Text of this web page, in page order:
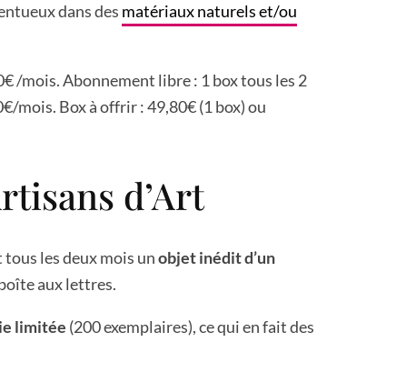
dans des matériaux naturels et/ou
/mois. Abonnement libre : 1 box tous les 2
mois. Box à offrir : 49,80€ (1 box) ou
d’Art
tous les deux mois unobjet inédit d’un
aux lettres.
limitée (200 exemplaires), ce qui en fait des